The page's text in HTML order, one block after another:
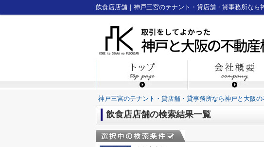
飲食店店舗｜神戸三宮のテナント・貸店舗・貸事務所なら
神戸三宮のテナント・貸店舗・貸事務所なら神戸と大阪
飲食店店舗の検索結果一覧